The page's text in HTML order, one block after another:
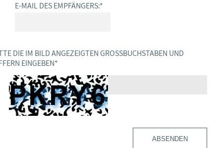
E-MAIL DES EMPFÄNGERS:*
DIE IM BILD ANGEZEIGTEN GROSSBUCHSTABEN UND Z
EINGEBEN *
ABSENDEN